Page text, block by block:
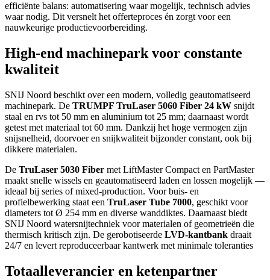
efficiënte balans: automatisering waar mogelijk, technisch advies
waar nodig. Dit versnelt het offerteproces én zorgt voor een
nauwkeurige productievoorbereiding.
High-end machinepark voor constante
kwaliteit
SNIJ Noord beschikt over een modern, volledig geautomatiseerd
machinepark. De TRUMPF TruLaser 5060 Fiber 24 kW snijdt
staal en rvs tot 50 mm en aluminium tot 25 mm; daarnaast wordt
getest met materiaal tot 60 mm. Dankzij het hoge vermogen zijn
snijsnelheid, doorvoer en snijkwaliteit bijzonder constant, ook bij
dikkere materialen.
De TruLaser 5030 Fiber met LiftMaster Compact en PartMaster
maakt snelle wissels en geautomatiseerd laden en lossen mogelijk —
ideaal bij series of mixed-production. Voor buis- en
profielbewerking staat een TruLaser Tube 7000, geschikt voor
diameters tot Ø 254 mm en diverse wanddiktes. Daarnaast biedt
SNIJ Noord watersnijtechniek voor materialen of geometrieën die
thermisch kritisch zijn. De gerobotiseerde LVD-kantbank draait
24/7 en levert reproduceerbaar kantwerk met minimale toleranties
Totaalleverancier en ketenpartner